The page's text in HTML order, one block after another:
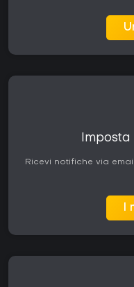
Ricevi notifiche via
I